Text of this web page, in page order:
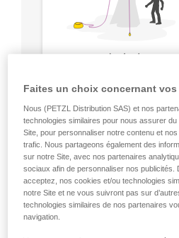
Faites un choix concernant vos
Nous (PETZL Distribution SAS) et nos
technologies similaires pour nous assurer
Site, pour personnaliser notre contenu et
trafic. Nous partageons également des
sur notre Site, avec nos partenaires
sociaux afin de personnaliser nos publicités.
acceptez, nos cookies et/ou technologies
notre Site et ne vous suivront pas sur
technologies similaires de nos partenaires
navigation.